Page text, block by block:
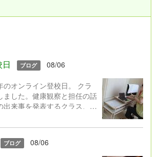
ブログ 08/06
のオンライン登校日。 クラ
ました。健康観察と担任の話
出来事を発表するクラス、ク
ラス,、学級園の作物の様子
・・・活動はそれぞれでし
久しぶりに会うクラスの友
ブログ 08/06